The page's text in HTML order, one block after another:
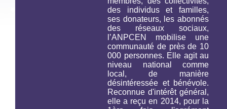
des individus et familles,
ses donateurs, les abonnés
des réseaux sociaux,
l’ANPCEN mobilise une
communauté de près de 10
000 personnes. Elle agit au
niveau national comme
local, de manière
désintéressée et bénévole.
Reconnue d'intérêt général,
elle a reçu en 2014, pour la